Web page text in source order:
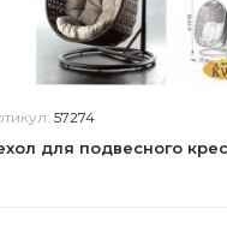
57274
для подвесного